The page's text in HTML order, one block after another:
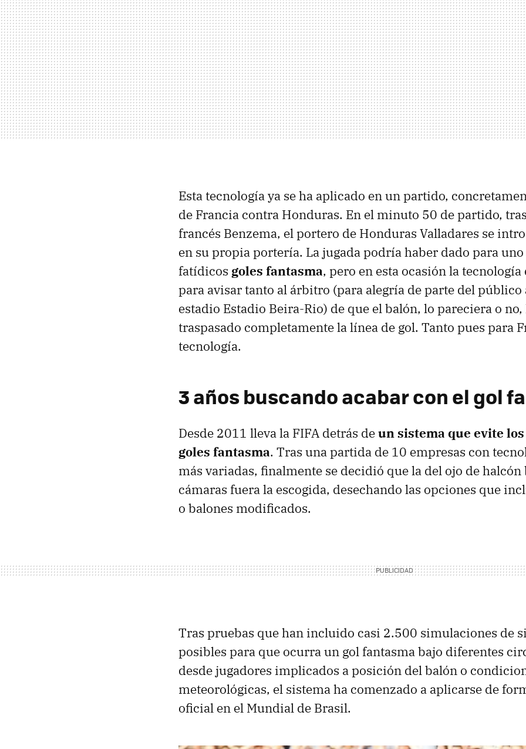
Esta tecnología ya se ha aplicado en un partido,
de Francia contra Honduras. En el minuto 50 de partido,
francés Benzema, el portero de Honduras Valladares se
en su propia portería. La jugada podría haber dado para uno
fatídicos goles fantasma, pero en esta ocasión la tecnología
para avisar tanto al árbitro (para alegría de parte del público
estadio Estadio Beira-Rio) de que el balón, lo pareciera o
traspasado completamente la línea de gol. Tanto pues para
tecnología.
3 años buscando acabar con el gol
Desde 2011 lleva la FIFA detrás deun sistema que evite
goles fantasma. Tras una partida de 10 empresas con
más variadas, finalmente se decidió que la del ojo de halcón
cámaras fuera la escogida, desechando las opciones que
o balones modificados.
Tras pruebas que han incluido casi 2.500 simulaciones de
posibles para que ocurra un gol fantasma bajo diferentes
desde jugadores implicados a posición del balón o
meteorológicas, el sistema ha comenzado a aplicarse de
oficial en el Mundial de Brasil.